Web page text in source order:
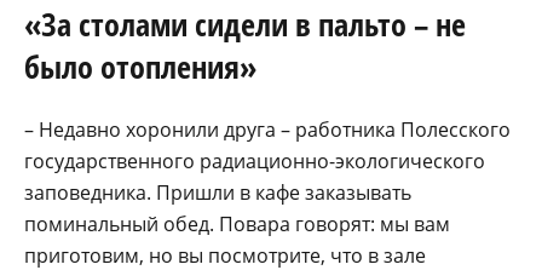
«За столами сидели в пальто – не
было отопления»
– Недавно хоронили друга – работника Полесского
государственного радиационно-экологического
заповедника. Пришли в кафе заказывать
поминальный обед. Повара говорят: мы вам
приготовим, но вы посмотрите, что в зале